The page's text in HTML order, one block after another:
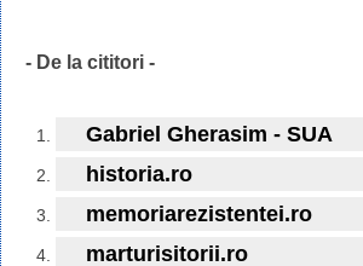
- De la cititori -
Gabriel Gherasim - SUA
historia.ro
memoriarezistentei.ro
marturisitorii.ro